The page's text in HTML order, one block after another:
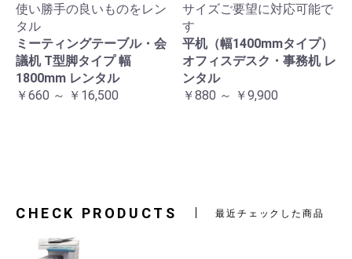
使い勝手の良いものをレン
タル
ミーティングテーブル・会
議机 T型脚タイプ 幅
1800mm レンタル
￥660 ～ ￥16,500
サイズご要望に対応可能で
す
平机（幅1400mmタイプ）
オフィスデスク・事務机 レ
ンタル
￥880 ～ ￥9,900
CHECK PRODUCTS 最近チェックした商品